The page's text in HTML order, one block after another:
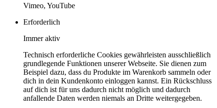
Vimeo, YouTube
Erforderlich
Immer aktiv
Technisch erforderliche Cookies gewährleisten ausschließlich
grundlegende Funktionen unserer Webseite. Sie dienen zum
Beispiel dazu, dass du Produkte im Warenkorb sammeln oder
dich in dein Kundenkonto einloggen kannst. Ein Rückschluss
auf dich ist für uns dadurch nicht möglich und dadurch
anfallende Daten werden niemals an Dritte weitergegeben.